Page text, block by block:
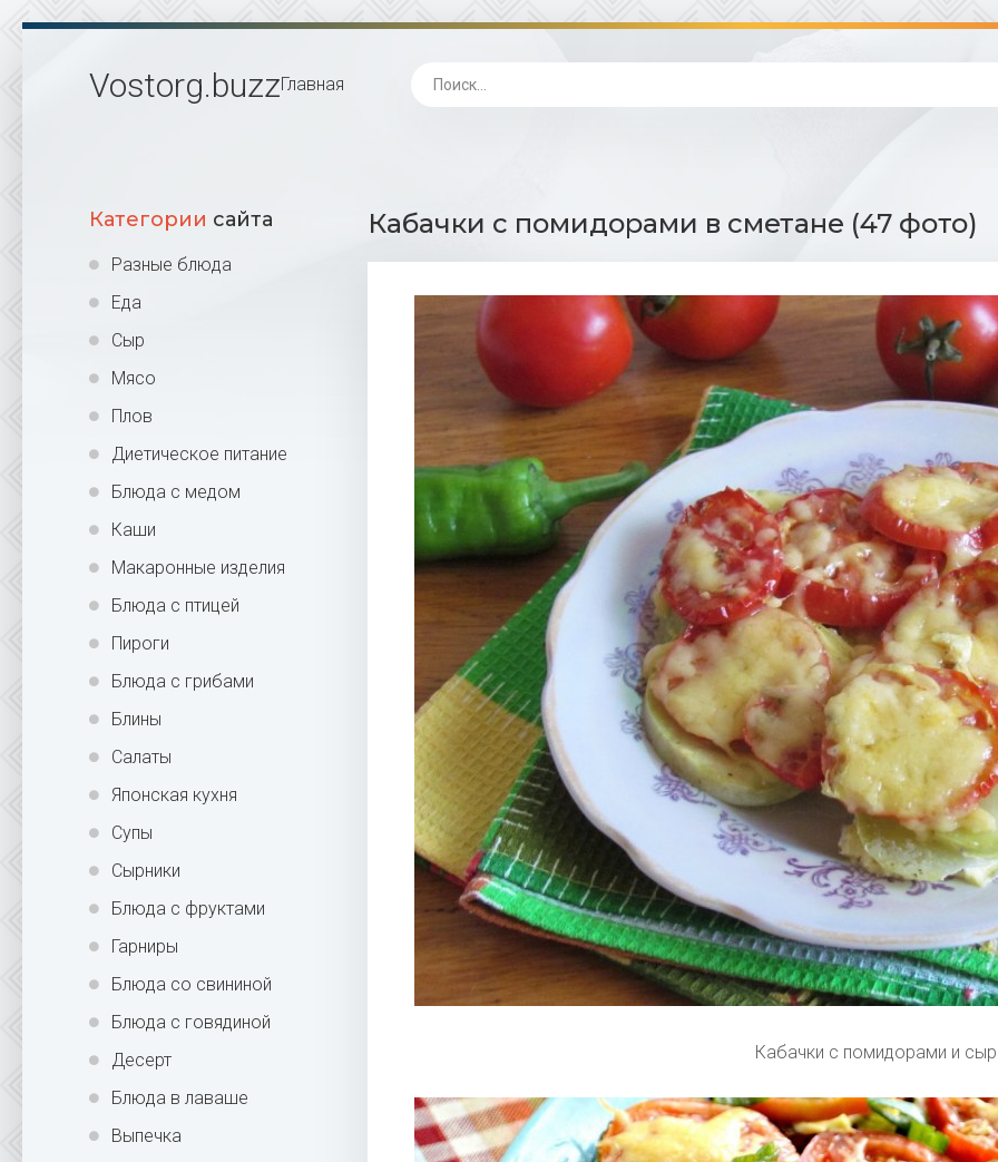
Vostorg.buzzГлавная
Категории сайта
Разные блюда
Еда
Сыр
Мясо
Плов
Диетическое питание
Блюда с медом
Каши
Макаронные изделия
Блюда с птицей
Пироги
Блюда с грибами
Блины
Салаты
Японская кухня
Супы
Сырники
Блюда с фруктами
Гарниры
Блюда со свининой
Блюда с говядиной
Десерт
Блюда в лаваше
Выпечка
Кабачки с помидорами в сметане (47 фото)
Кабачки с помидорами и